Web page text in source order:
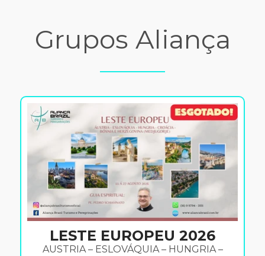
Grupos Aliança
LESTE EUROPEU 2026
AUSTRIA – ESLOVÁQUIA – HUNGRIA –